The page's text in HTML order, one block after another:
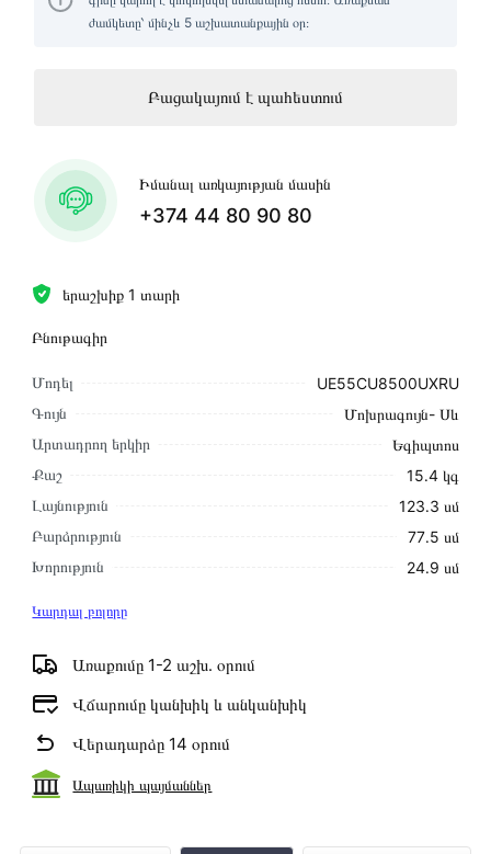
երաշխիք 1 տարի
Բնութագիր
Մոդել
UE55CU8500UXRU
Գույն
Մոխրագույն- Սև
Արտադրող երկիր
Եգիպտոս
Քաշ
15․4 կգ
Լայնություն
123․3 սմ
Բարձրություն
77․5 սմ
Խորություն
24․9 սմ
Կարդալ բոլորը
Առաքումը 1-2 աշխ․ օրում
Վճարումը կանխիկ և անկանխիկ
Վերադարձը 14 օրում
Ապառիկի պայմաններ
ժամկետը՝ մինչև 5 աշխատանքային օր։
Բացակայում է պահեստում
Իմանալ առկայության մասին
+374 44 80 90 80